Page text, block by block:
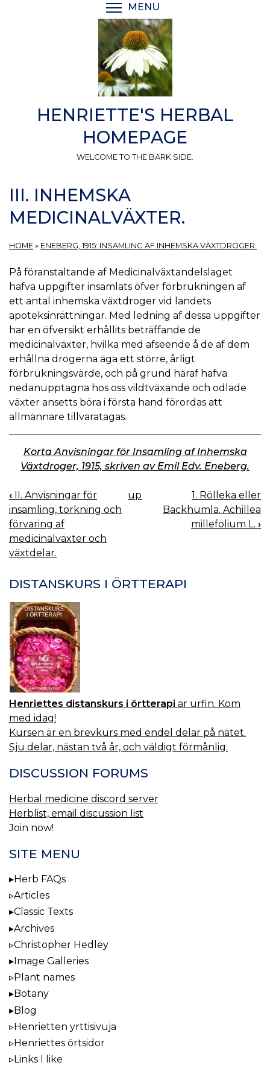
MENU
HENRIETTE'S HERBAL
HOMEPAGE
WELCOME TO THE BARK SIDE.
III. INHEMSKA
MEDICINALVÄXTER.
HOME » ENEBERG, 1915: INSAMLING AF INHEMSKA VÄXTDROGER.
På föranstaltande af Medicinalväxtandelslaget
hafva uppgifter insamlats öfver förbrukningen af
ett antal inhemska växtdroger vid landets
apoteksinrättningar. Med ledning af dessa uppgifter
har en öfversikt erhållits beträffande de
medicinalväxter, hvilka med afseende å de af dem
erhållna drogerna äga ett större, årligt
förbrukningsvärde, och på grund häraf hafva
nedanupptagna hos oss vildtväxande och odlade
växter ansetts böra i första hand förordas att
allmännare tillvaratagas.
Korta Anvisningar för Insamling af Inhemska
Växtdroger, 1915, skriven av Emil Edv. Eneberg.
BOOK
NAVIGATION
‹ II. Anvisningar för
insamling, torkning och
förvaring af
medicinalväxter och
växtdelar.
up
1. Rölleka eller
Backhumla. Achillea
millefolium L. ›
DISTANSKURS I ÖRTTERAPI
Henriettes distanskurs i örtterapi är urfin. Kom
med idag!
Kursen är en brevkurs med endel delar på nätet.
Sju delar, nästan två år, och väldigt förmånlig.
DISCUSSION FORUMS
Herbal medicine discord server
Herblist, email discussion list
Join now!
SITE MENU
Herb FAQs
Articles
Classic Texts
Archives
Christopher Hedley
Image Galleries
Plant names
Botany
Blog
Henrietten yrttisivuja
Henriettes örtsidor
Links I like